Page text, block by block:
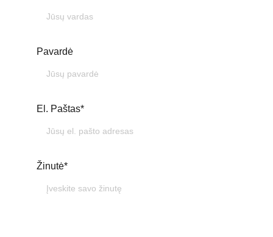
Pavardė
El. Paštas*
Žinutė*